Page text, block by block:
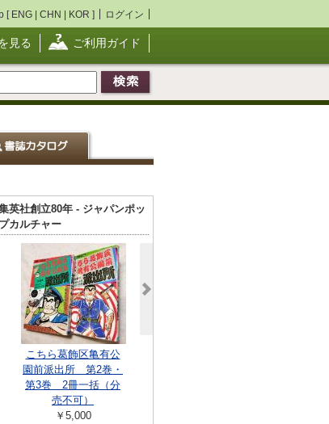
[ ENG | CHN | KOR ] ログイン
見る ご利用ガイド
英社創立80年 - ジャパンポッ
プカルチャー
こちら葛飾区亀有公
園前派出所 第2巻・
第3巻 2冊一括（分
売不可）
￥5,000